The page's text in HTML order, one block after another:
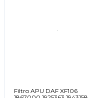
Filtro APU DAF XF106